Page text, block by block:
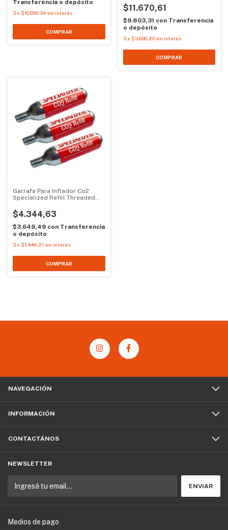
Transferencia o depósito
3x $10.050,34 sin interés $11.670,61
$9.803,31 con Transferencia
o depósito
3 x $3.890,20 sin interés
Garrafa Para Inflador Co2
Specialized Refill Threaded
$4.344,63
$3.649,49 con Transferencia
o depósito
3x $1.448,21 sin interés
NAVEGACIÓN
INFORMACIÓN
CONTACTÁNOS
NEWSLETTER
Medios de pago